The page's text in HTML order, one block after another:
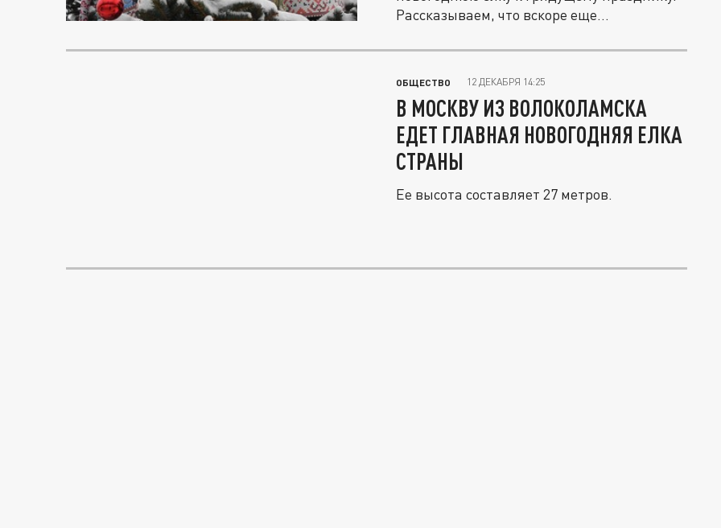
Рассказываем, что вскоре еще...
ОБЩЕСТВО 12 ДЕКАБРЯ 14:25
В МОСКВУ ИЗ ВОЛОКОЛАМСКА
ЕДЕТ ГЛАВНАЯ НОВОГОДНЯЯ ЕЛКА
СТРАНЫ
Ее высота составляет 27 метров.